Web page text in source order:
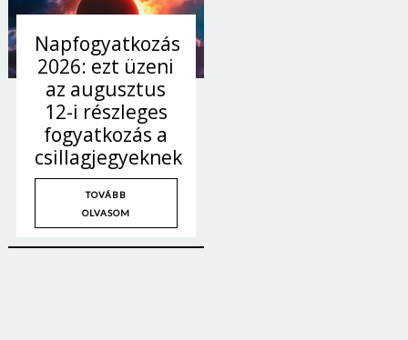
Napfogyatkozás
2026: ezt üzeni
az augusztus
12-i részleges
fogyatkozás a
csillagjegyeknek
TOVÁBB
OLVASOM